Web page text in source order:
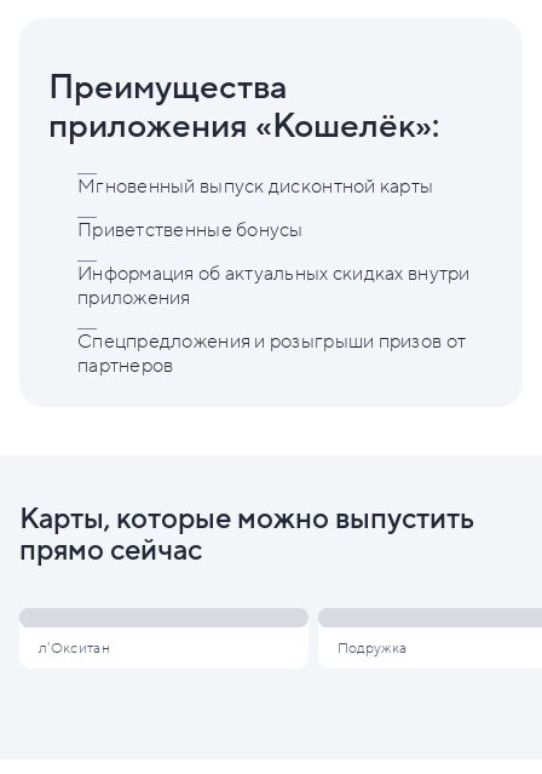
Преимущества
приложения «Кошелёк»:
Мгновенный выпуск дисконтной карты
Приветственные бонусы
Информация об актуальных скидках внутри
приложения
Спецпредложения и розыгрыши призов от
партнеров
Карты, которые можно выпустить
прямо сейчас
л'Окситан Подружка